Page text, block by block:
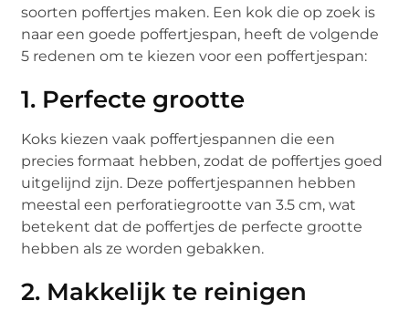
soorten poffertjes maken. Een kok die op zoek is
naar een goede poffertjespan, heeft de volgende
5 redenen om te kiezen voor een poffertjespan:
1. Perfecte grootte
Koks kiezen vaak poffertjespannen die een
precies formaat hebben, zodat de poffertjes goed
uitgelijnd zijn. Deze poffertjespannen hebben
meestal een perforatiegrootte van 3.5 cm, wat
betekent dat de poffertjes de perfecte grootte
hebben als ze worden gebakken.
2. Makkelijk te reinigen